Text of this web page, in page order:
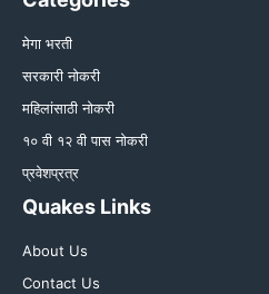
मेगा भरती
सरकारी नोकरी
महिलांसाठी नोकरी
१० वी १२ वी पास नोकरी
प्रवेशप्रत्र
Quakes Links
About Us
Contact Us